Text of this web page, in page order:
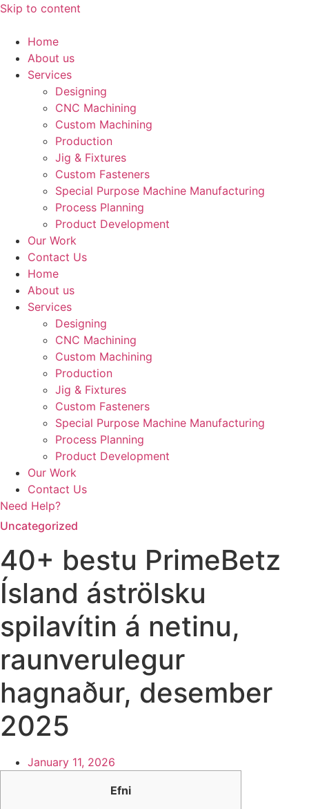
Skip to content
Home
About us
Services
Designing
CNC Machining
Custom Machining
Production
Jig & Fixtures
Custom Fasteners
Special Purpose Machine Manufacturing
Process Planning
Product Development
Our Work
Contact Us
Home
About us
Services
Designing
CNC Machining
Custom Machining
Production
Jig & Fixtures
Custom Fasteners
Special Purpose Machine Manufacturing
Process Planning
Product Development
Our Work
Contact Us
Need Help?
Uncategorized
40+ bestu PrimeBetz
Ísland áströlsku
spilavítin á netinu,
raunverulegur
hagnaður, desember
2025
January 11, 2026
Efni